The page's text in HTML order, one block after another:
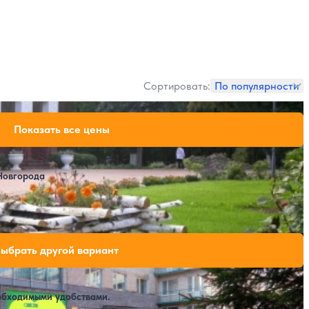
Сортировать: По популярности
Крытый бассейн SPA
64,400 ₽
75,600 ₽
за 7 ночей, 2 взрослых
75,600 ₽
за 7 ночей, 2 взрослых
Показать все цены
удобствами.
мест на выбранные даты
другой вариант